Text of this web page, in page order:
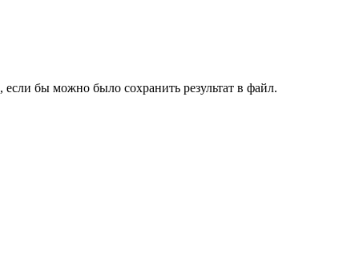
бы можно было сохранить результат в файл.